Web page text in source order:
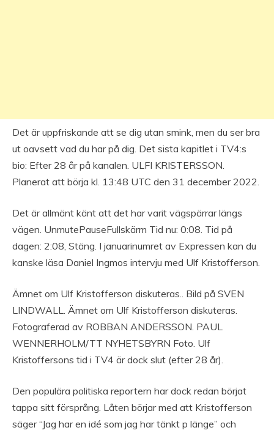
Det är uppfriskande att se dig utan smink, men du ser bra
ut oavsett vad du har på dig. Det sista kapitlet i TV4:s
bio: Efter 28 år på kanalen. ULFI KRISTERSSON.
Planerat att börja kl. 13:48 UTC den 31 december 2022.
Det är allmänt känt att det har varit vägspärrar längs
vägen. UnmutePauseFullskärm Tid nu: 0:08. Tid på
dagen: 2:08, Stäng. I januarinumret av Expressen kan du
kanske läsa Daniel Ingmos intervju med Ulf Kristofferson.
Ämnet om Ulf Kristofferson diskuteras.. Bild på SVEN
LINDWALL. Ämnet om Ulf Kristofferson diskuteras.
Fotograferad av ROBBAN ANDERSSON. PAUL
WENNERHOLM/TT NYHETSBYRN Foto. Ulf
Kristoffersons tid i TV4 är dock slut (efter 28 år).
Den populära politiska reportern har dock redan börjat
tappa sitt försprång. Låten börjar med att Kristofferson
säger “Jag har en idé som jag har tänkt p länge” och